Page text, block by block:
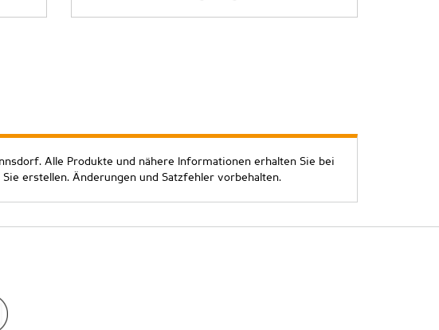
Alle Produkte und nähere Informationen erhalten Sie bei
erstellen. Änderungen und Satzfehler vorbehalten.